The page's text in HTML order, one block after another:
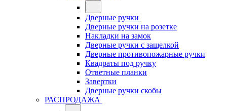
Дверные ручки
Дверные ручки на розетке
Накладки на замок
Дверные ручки с защелкой
Дверные противопожарные ручки
Квадраты под ручку
Ответные планки
Завертки
Дверные ручки скобы
РАСПРОДАЖА